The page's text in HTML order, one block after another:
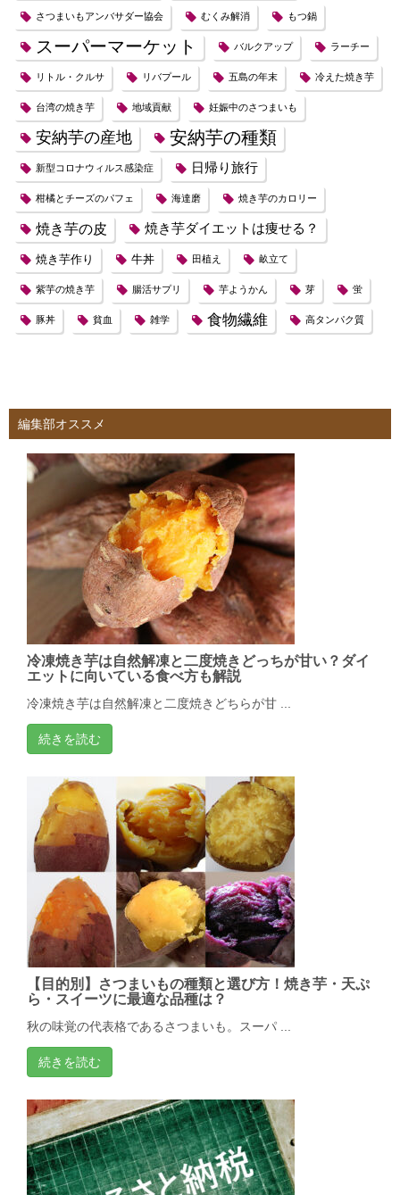
さつまいもアンバサダー協会 むくみ解消 もつ鍋
スーパーマーケット バルクアップ ラーチー
リトル・クルサ リバプール 五島の年末 冷えた焼き芋
台湾の焼き芋 地域貢献 妊娠中のさつまいも
安納芋の産地 安納芋の種類
新型コロナウィルス感染症 日帰り旅行
柑橘とチーズのパフェ 海達磨 焼き芋のカロリー
焼き芋の皮 焼き芋ダイエットは痩せる？
焼き芋作り 牛丼 田植え 畝立て
紫芋の焼き芋 腸活サプリ 芋ようかん 芽 蛍
豚丼 貧血 雑学 食物繊維 高タンパク質
編集部オススメ
冷凍焼き芋は自然解凍と二度焼きどっちが甘い？ダイ
エットに向いている食べ方も解説
冷凍焼き芋は自然解凍と二度焼きどちらが甘 ...
続きを読む
【目的別】さつまいもの種類と選び方！焼き芋・天ぷ
ら・スイーツに最適な品種は？
秋の味覚の代表格であるさつまいも。スーパ ...
続きを読む